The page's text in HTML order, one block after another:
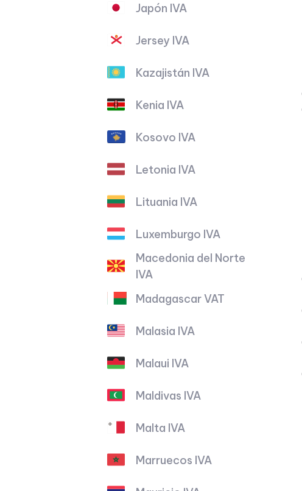
Japón IVA
Jersey IVA
Kazajistán IVA
Kenia IVA
Kosovo IVA
Letonia IVA
Lituania IVA
Luxemburgo IVA
Macedonia del Norte
IVA
Madagascar VAT
Malasia IVA
Malaui IVA
Maldivas IVA
Malta IVA
Marruecos IVA